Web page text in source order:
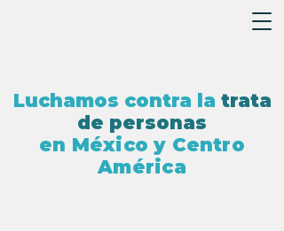
Luchamos contra la trata
de personas
en México y Centro
América